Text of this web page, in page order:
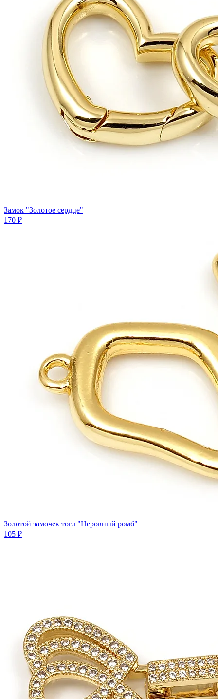
Замок "Золотое сердце"
170 ₽
Золотой замочек тогл "Неровный ромб"
105 ₽